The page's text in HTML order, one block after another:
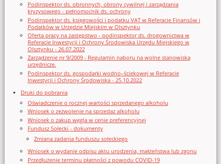
Podinspektor ds. obronnych, obrony cywilnej i zarządzania
kryzysowego - pełnomocnik ds. ochrony
Podinspektor ds. księgowości i podatku VAT w Referacie Finansów i
Podatków w Urzędzie Miejskim w Olsztynku
Oferta pracy na zastępstwo - podinspektor ds. drogownictwa w
Referacie Inwestycji i Ochrony Środowiska Urzędu Miejskiego w
Olsztynku - 26.07.2022
Zarządzenie nr 9/2009 - Regulamin naboru na wolne stanowiska
urzędnicze.
Podinspektor ds. gospodarki wodno–ściekowej w Referacie
Inwestycji i Ochrony Środowiska - 25.10.2022
Druki do pobrania
Oświadczenie o rocznej wartości sprzedanego alkoholu
Wniosek o zezwolenie na sprzedaz alkoholu
Wniosek o zakup węgla w cenie preferencyjnej
Fundusz Sołecki - dokumenty
Zmiana zadania funduszu sołeckiego
Wniosek o wydanie odpisu aktu urodzenia, małżeństwa lub zgonu
Przedłużenie terminu płatności z powodu COVID-19